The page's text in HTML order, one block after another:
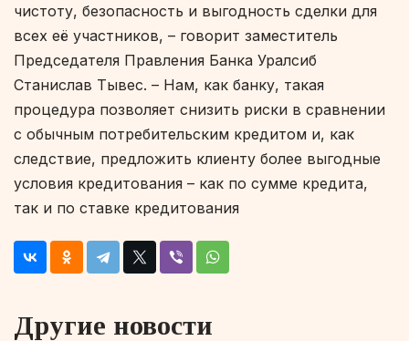
чистоту, безопасность и выгодность сделки для
всех её участников, – говорит заместитель
Председателя Правления Банка Уралсиб
Станислав Тывес. – Нам, как банку, такая
процедура позволяет снизить риски в сравнении
с обычным потребительским кредитом и, как
следствие, предложить клиенту более выгодные
условия кредитования – как по сумме кредита,
так и по ставке кредитования
Другие новости